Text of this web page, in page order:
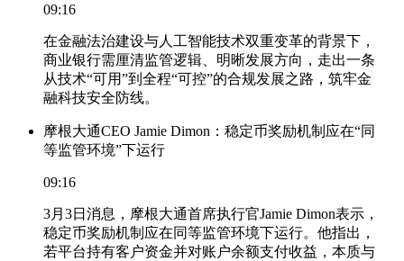
09:16
在金融法治建设与人工智能技术双重变革的背景下，
商业银行需厘清监管逻辑、明晰发展方向，走出一条
从技术“可用”到全程“可控”的合规发展之路，筑牢金
融科技安全防线。
摩根大通CEO Jamie Dimon：稳定币奖励机制应在“同
等监管环境”下运行
09:16
3月3日消息，摩根大通首席执行官Jamie Dimon表示，
稳定币奖励机制应在同等监管环境下运行。他指出，
若平台持有客户资金并对账户余额支付收益，本质与